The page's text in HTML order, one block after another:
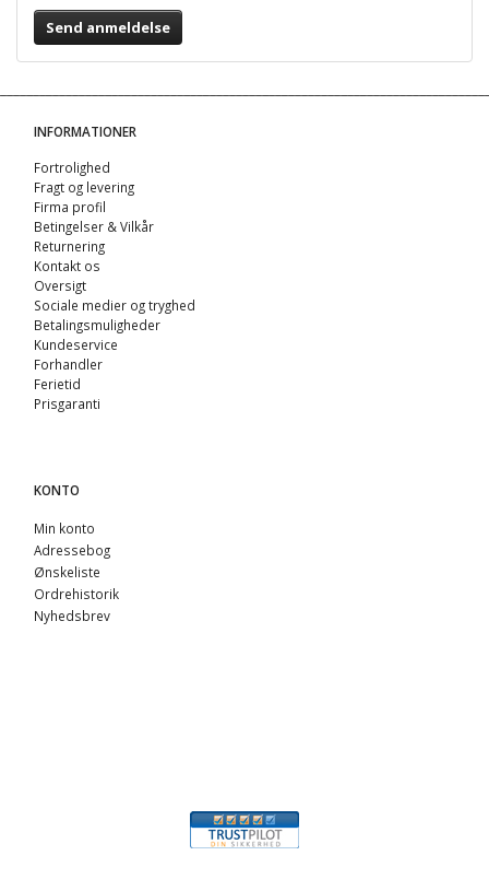
Send anmeldelse
INFORMATIONER
Fortrolighed
Fragt og levering
Firma profil
Betingelser & Vilkår
Returnering
Kontakt os
Oversigt
Sociale medier og tryghed
Betalingsmuligheder
Kundeservice
Forhandler
Ferietid
Prisgaranti
KONTO
Min konto
Adressebog
Ønskeliste
Ordrehistorik
Nyhedsbrev